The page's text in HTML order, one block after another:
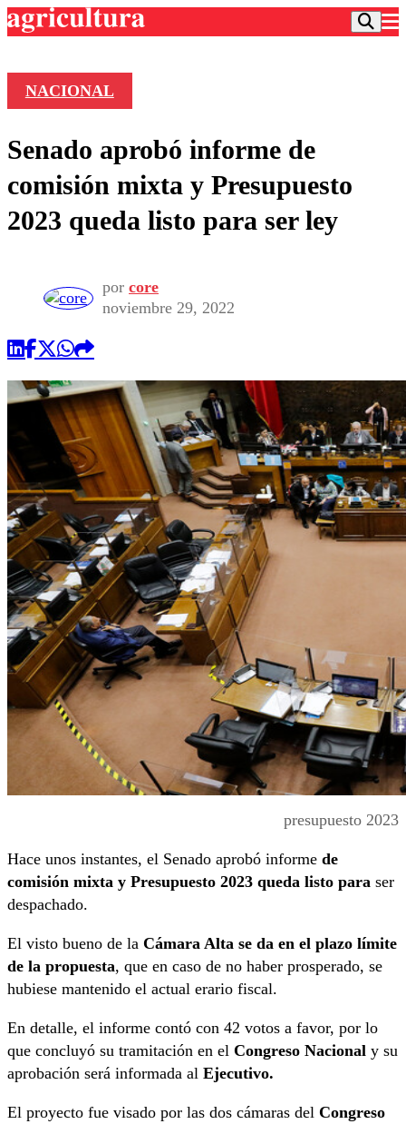
Frecuencias
Agricultura TV
Deportes
Colo Colo
Seleccion Chilena
Universidad de Chile
Entretención
Economía
Sustentabilidad
Publicaciones en medios
Opinión
NACIONAL
Senado aprobó informe de
comisión mixta y Presupuesto
2023 queda listo para ser ley
por core
noviembre 29, 2022
presupuesto 2023
Hace unos instantes, el Senado aprobó informe de
comisión mixta y Presupuesto 2023 queda listo para ser
despachado.
El visto bueno de la Cámara Alta se da en el plazo límite
de la propuesta, que en caso de no haber prosperado, se
hubiese mantenido el actual erario fiscal.
En detalle, el informe contó con 42 votos a favor, por lo
que concluyó su tramitación en el Congreso Nacional y su
aprobación será informada al Ejecutivo.
El proyecto fue visado por las dos cámaras del Congreso